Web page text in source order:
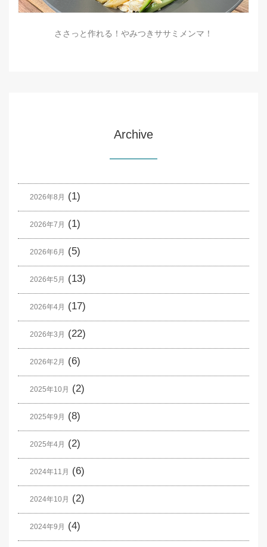
ささっと作れる！やみつきササミメンマ！
Archive
2026年8月 (1)
2026年7月 (1)
2026年6月 (5)
2026年5月 (13)
2026年4月 (17)
2026年3月 (22)
2026年2月 (6)
2025年10月 (2)
2025年9月 (8)
2025年4月 (2)
2024年11月 (6)
2024年10月 (2)
2024年9月 (4)